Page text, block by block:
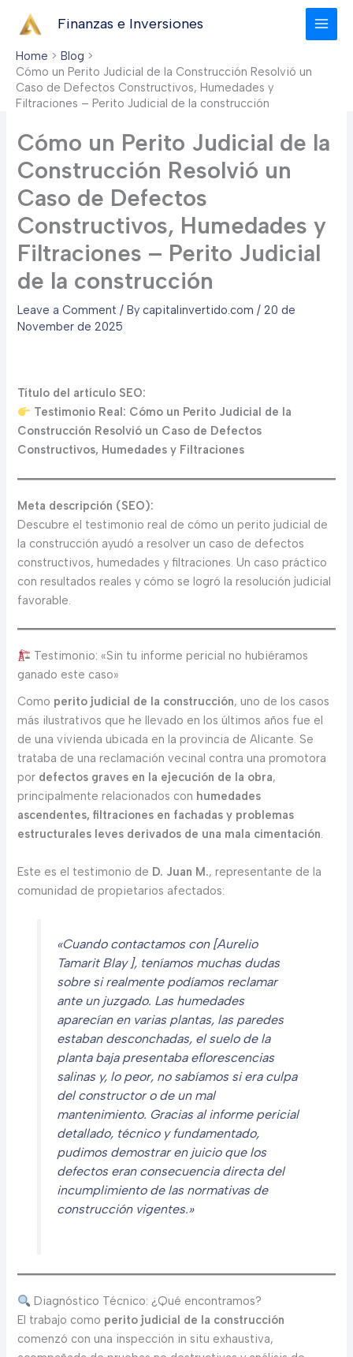
Finanzas e Inversiones
Home
Blog
Cómo un Perito Judicial de la Construcción Resolvió un
Caso de Defectos Constructivos, Humedades y
Filtraciones – Perito Judicial de la construcción
Cómo un Perito Judicial de la
Construcción Resolvió un
Caso de Defectos
Constructivos, Humedades y
Filtraciones – Perito Judicial
de la construcción
Leave a Comment / Bycapitalinvertido.com/ 20 de
November de 2025
Título del artículo SEO:
Testimonio Real: Cómo un Perito Judicial de la
Construcción Resolvió un Caso de Defectos
Constructivos, Humedades y Filtraciones
Meta descripción (SEO):
Descubre el testimonio real de cómo un perito judicial de
la construcción ayudó a resolver un caso de defectos
constructivos, humedades y filtraciones. Un caso práctico
con resultados reales y cómo se logró la resolución judicial
favorable.
Testimonio: «Sin tu informe pericial no hubiéramos
ganado este caso»
Como perito judicial de la construcción, uno de los casos
más ilustrativos que he llevado en los últimos años fue el
de una vivienda ubicada en la provincia de Alicante. Se
trataba de una reclamación vecinal contra una promotora
por defectos graves en la ejecución de la obra,
principalmente relacionados con humedades
ascendentes, filtraciones en fachadas y problemas
estructurales leves derivados de una mala cimentación.
Este es el testimonio de D. Juan M., representante de la
comunidad de propietarios afectados:
«Cuando contactamos con [Aurelio
Tamarit Blay ], teníamos muchas dudas
sobre si realmente podíamos reclamar
ante un juzgado. Las humedades
aparecían en varias plantas, las paredes
estaban desconchadas, el suelo de la
planta baja presentaba eflorescencias
salinas y, lo peor, no sabíamos si era culpa
del constructor o de un mal
mantenimiento. Gracias al informe pericial
detallado, técnico y fundamentado,
pudimos demostrar en juicio que los
defectos eran consecuencia directa del
incumplimiento de las normativas de
construcción vigentes.»
Diagnóstico Técnico: ¿Qué encontramos?
El trabajo como perito judicial de la construcción
comenzó con una inspección in situ exhaustiva,